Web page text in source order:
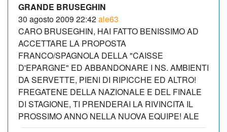
GRANDE BRUSEGHIN
30 agosto 2009 22:42ale63
CARO BRUSEGHIN, HAI FATTO BENISSIMO AD
ACCETTARE LA PROPOSTA
FRANCO/SPAGNOLA DELLA "CAISSE
D'EPARGNE" ED ABBANDONARE I NS. AMBIENTI
DA SERVETTE, PIENI DI RIPICCHE ED ALTRO!
FREGATENE DELLA NAZIONALE E DEL FINALE
DI STAGIONE, TI PRENDERAI LA RIVINCITA IL
PROSSIMO ANNO NELLA NUOVA EQUIPE! ALE